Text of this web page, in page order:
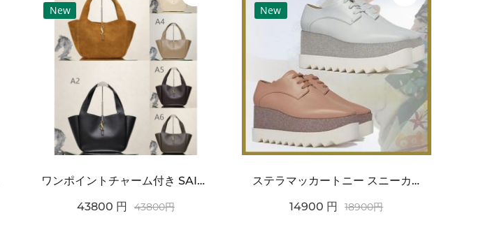
New
ワンポイントチャーム付き SAINT LAURENT サンローラン コピー バッグ シンプルラグ...
43800 円 43800円
New
ステラマッカートニー スニーカー 偽物エリスグリッタープラットフォーム810038KP02717...
14900 円 18900円